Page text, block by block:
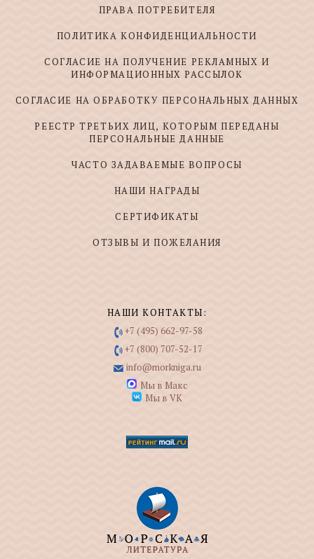
ПРАВА ПОТРЕБИТЕЛЯ
ПОЛИТИКА КОНФИДЕНЦИАЛЬНОСТИ
СОГЛАСИЕ НА ПОЛУЧЕНИЕ РЕКЛАМНЫХ И
ИНФОРМАЦИОННЫХ РАССЫЛОК
СОГЛАСИЕ НА ОБРАБОТКУ ПЕРСОНАЛЬНЫХ ДАННЫХ
РЕЕСТР ТРЕТЬИХ ЛИЦ, КОТОРЫМ ПЕРЕДАНЫ
ПЕРСОНАЛЬНЫЕ ДАННЫЕ
ЧАСТО ЗАДАВАЕМЫЕ ВОПРОСЫ
НАШИ НАГРАДЫ
СЕРТИФИКАТЫ
ОТЗЫВЫ И ПОЖЕЛАНИЯ
НАШИ КОНТАКТЫ:
+7 (495) 662-97-58
+7 (800) 707-52-17
info@morkniga.ru
Мы в Макс
Мы в VK